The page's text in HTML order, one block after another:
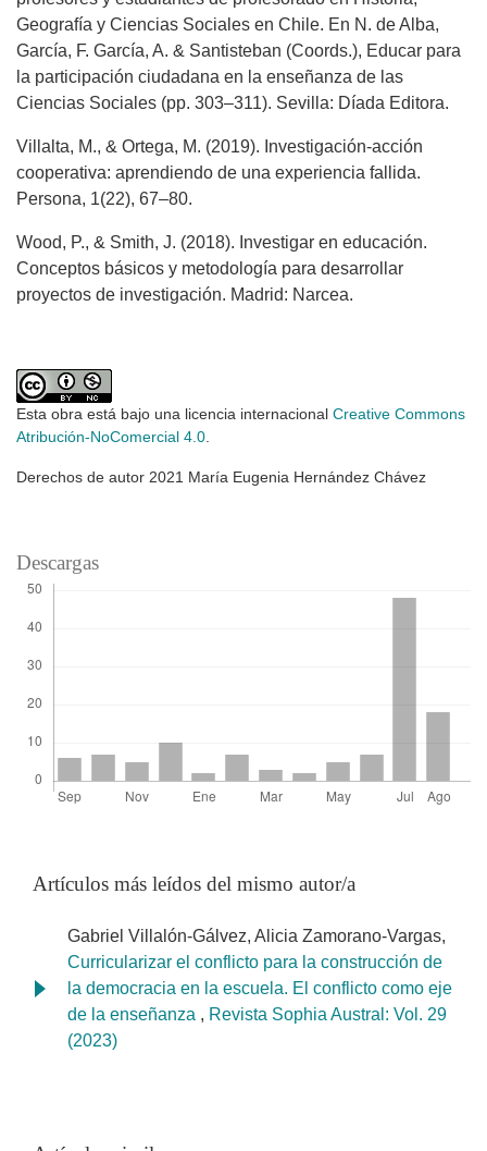
Geografía y Ciencias Sociales en Chile. En N. de Alba,
García, F. García, A. & Santisteban (Coords.), Educar para
la participación ciudadana en la enseñanza de las
Ciencias Sociales (pp. 303–311). Sevilla: Díada Editora.
Villalta, M., & Ortega, M. (2019). Investigación-acción
cooperativa: aprendiendo de una experiencia fallida.
Persona, 1(22), 67–80.
Wood, P., & Smith, J. (2018). Investigar en educación.
Conceptos básicos y metodología para desarrollar
proyectos de investigación. Madrid: Narcea.
Esta obra está bajo una licencia internacional Creative Commons
Atribución-NoComercial 4.0.
Derechos de autor 2021 María Eugenia Hernández Chávez
Descargas
Artículos más leídos del mismo autor/a
Gabriel Villalón-Gálvez, Alicia Zamorano-Vargas,
Curricularizar el conflicto para la construcción de
la democracia en la escuela. El conflicto como eje
de la enseñanza , Revista Sophia Austral: Vol. 29
(2023)